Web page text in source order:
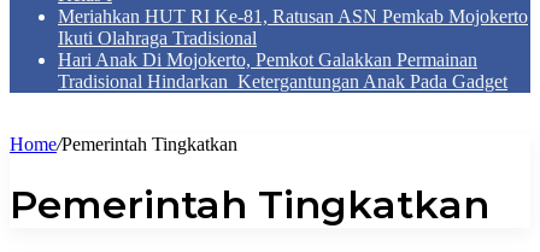
Meriahkan HUT RI Ke-81, Ratusan ASN Pemkab Mojokerto
Ikuti Olahraga Tradisional
Hari Anak Di Mojokerto, Pemkot Galakkan Permainan
Tradisional Hindarkan Ketergantungan Anak Pada Gadget
Home/Pemerintah Tingkatkan
Pemerintah Tingkatkan